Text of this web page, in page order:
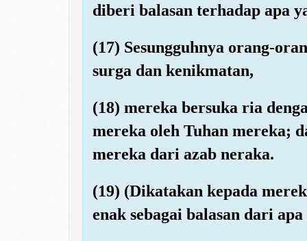
diberi balasan terhadap apa
(17) Sesungguhnya orang-
surga dan kenikmatan,
(18) mereka bersuka ria
mereka oleh Tuhan mereka;
mereka dari azab neraka.
(19) (Dikatakan kepada
enak sebagai balasan dari